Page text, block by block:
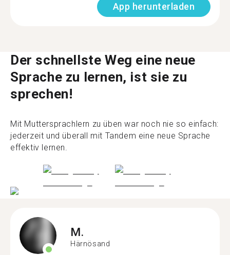
App herunterladen
Der schnellste Weg eine neue
Sprache zu lernen, ist sie zu
sprechen!
Mit Muttersprachlern zu üben war noch nie so einfach:
jederzeit und überall mit Tandem eine neue Sprache
effektiv lernen.
M.
Härnösand